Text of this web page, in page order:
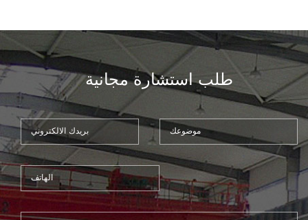
طلب استشارة مجانية